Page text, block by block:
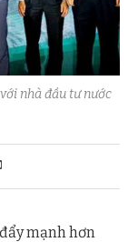
nhà đầu tư nước
mạnh hơn